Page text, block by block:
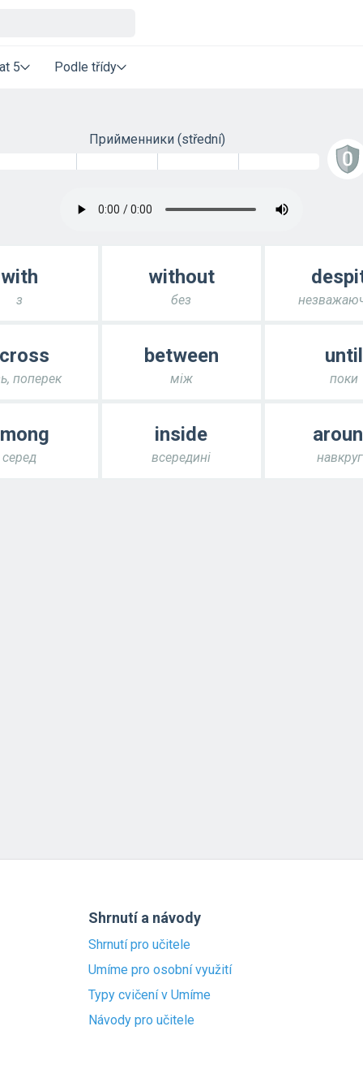
5 Podle třídy
Прийменники (střední)
with
з
without
без
поперек
between
між
until
поки
серед
inside
всередині
Shrnutí a návody
Shrnutí pro učitele
Umíme pro osobní využití
Typy cvičení v Umíme
Návody pro učitele